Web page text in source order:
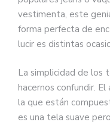
vestimenta, este
forma perfecta de
lucir es distintas
La simplicidad de los
hacernos confundir.
la que están
es una tela suave